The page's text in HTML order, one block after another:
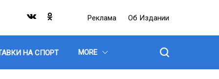
Реклама Об Издании
НА СПОРТ MORE